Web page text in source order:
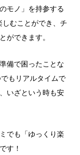
モノ」を持参する
むことができ、チ
ができます。
備で困ったことな
もリアルタイムで
いざという時も安
でも「ゆっくり楽
す！